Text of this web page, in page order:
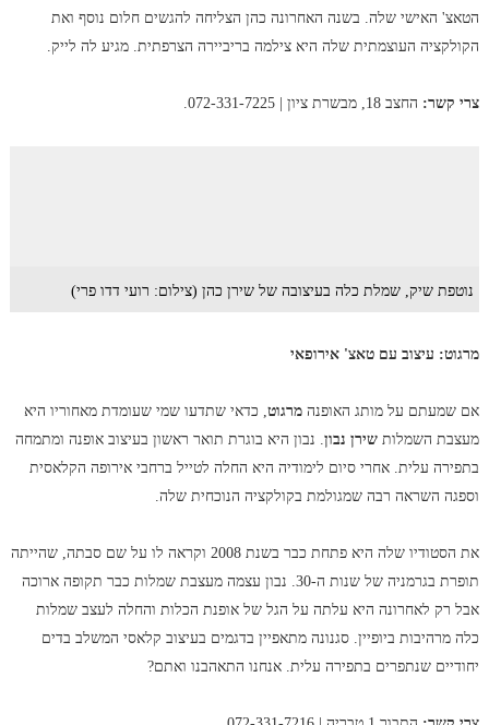
הטאצ' האישי שלה. בשנה האחרונה כהן הצליחה להגשים חלום נוסף ואת
הקולקציה העוצמתית שלה היא צילמה בריביירה הצרפתית. מגיע לה לייק.
צרי קשר: החצב 18, מבשרת ציון | 072-331-7225.
נוטפת שיק, שמלת כלה בעיצובה של שירן כהן (צילום: רועי דדו פרי)
מרגוט: עיצוב עם טאצ' אירופאי
אם שמעתם על מותג האופנה מרגוט, כדאי שתדעו שמי שעומדת מאחוריו היא
מעצבת השמלות שירן נבון. נבון היא בוגרת תואר ראשון בעיצוב אופנה ומתמחה
בתפירה עלית. אחרי סיום לימודיה היא החלה לטייל ברחבי אירופה הקלאסית
וספגה השראה רבה שמגולמת בקולקציה הנוכחית שלה.
את הסטודיו שלה היא פתחת כבר בשנת 2008 וקראה לו על שם סבתה, שהייתה
תופרת בגרמניה של שנות ה-30. נבון עצמה מעצבת שמלות כבר תקופה ארוכה
אבל רק לאחרונה היא עלתה על הגל של אופנת הכלות והחלה לעצב שמלות
כלה מרהיבות ביופיין. סגנונה מתאפיין בדגמים בעיצוב קלאסי המשלב בדים
יחודיים שנתפרים בתפירה עלית. אנחנו התאהבנו ואתם?